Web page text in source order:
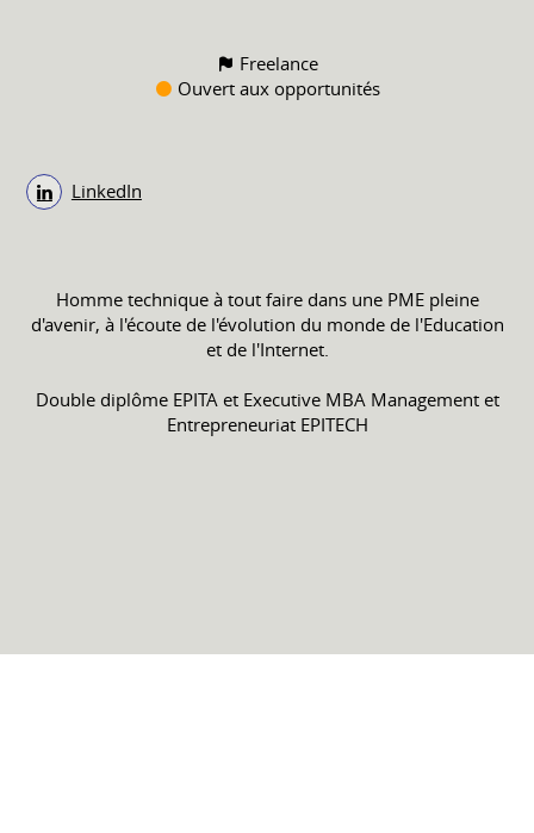
Freelance
Ouvert aux opportunités
LinkedIn
Homme technique à tout faire dans une PME pleine
d'avenir, à l'écoute de l'évolution du monde de l'Education
et de l'Internet.
Double diplôme EPITA et Executive MBA Management et
Entrepreneuriat EPITECH